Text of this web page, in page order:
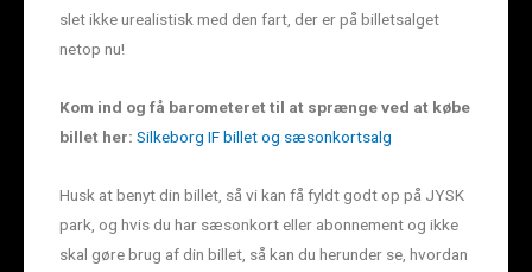
slet ikke urealistisk med den fart, der er på billetsalget
netop nu!
Kom ind og få barometeret til at sprænge ved at købe
billet her: Silkeborg IF billet og sæsonkortsalg
Husk at benyt din billet, så vi kan få fyldt godt op på JYSK
park, og hvis du har sæsonkort eller abonnement og ikke
skal gøre brug af din billet, så kan du herunder se, hvordan